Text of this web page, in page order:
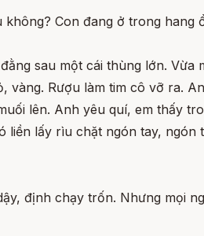
Con đang ở trong hang
sau một cái thùng lớn.
Rượu làm tim cô vỡ ra.
lên. Anh yêu quí, em thấy
liền lấy rìu chặt ngón tay,
định chạy trốn. Nhưng mọi